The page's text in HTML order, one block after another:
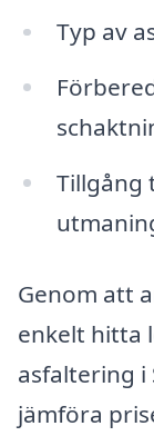
Typ av
Tillgång
Genom att
enkelt hitta
asfaltering i
jämföra